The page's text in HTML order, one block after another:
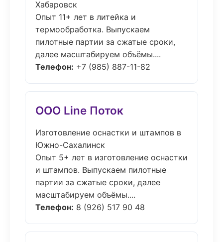
Хабаровск
Опыт 11+ лет в литейка и
термообработка. Выпускаем
пилотные партии за сжатые сроки,
далее масштабируем объёмы....
Телефон: +7 (985) 887-11-82
ООО Line Поток
Изготовление оснастки и штампов в
Южно-Сахалинск
Опыт 5+ лет в изготовление оснастки
и штампов. Выпускаем пилотные
партии за сжатые сроки, далее
масштабируем объёмы....
Телефон: 8 (926) 517 90 48